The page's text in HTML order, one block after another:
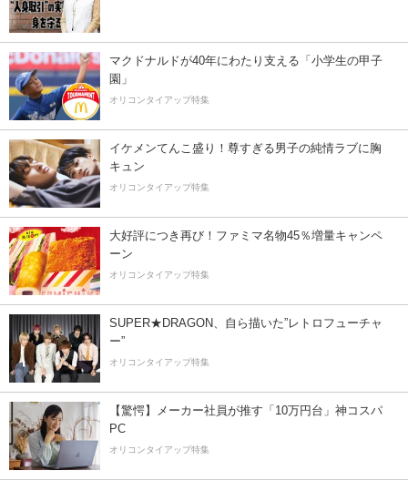
マクドナルドが40年にわたり支える「小学生の甲子
園」
オリコンタイアップ特集
イケメンてんこ盛り！尊すぎる男子の純情ラブに胸
キュン
オリコンタイアップ特集
大好評につき再び！ファミマ名物45％増量キャンペ
ーン
オリコンタイアップ特集
SUPER★DRAGON、自ら描いた”レトロフューチャ
ー”
オリコンタイアップ特集
【驚愕】メーカー社員が推す「10万円台」神コスパ
PC
オリコンタイアップ特集